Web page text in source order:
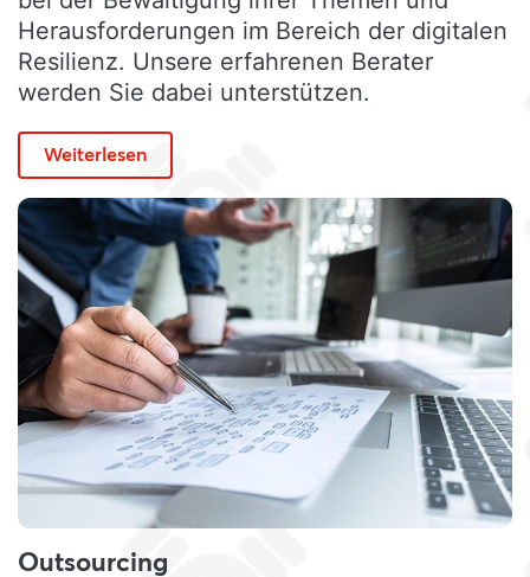
Herausforderungen im Bereich der digitalen
Resilienz. Unsere erfahrenen Berater
werden Sie dabei unterstützen.
Weiterlesen
Outsourcing